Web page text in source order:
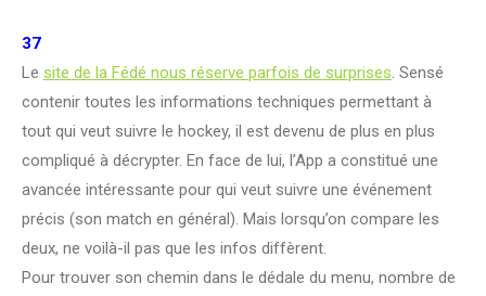
37
Le site de la Fédé nous réserve parfois de surprises. Sensé
contenir toutes les informations techniques permettant à
tout qui veut suivre le hockey, il est devenu de plus en plus
compliqué à décrypter. En face de lui, l’App a constitué une
avancée intéressante pour qui veut suivre une événement
précis (son match en général). Mais lorsqu’on compare les
deux, ne voilà-il pas que les infos diffèrent.
Pour trouver son chemin dans le dédale du menu, nombre de